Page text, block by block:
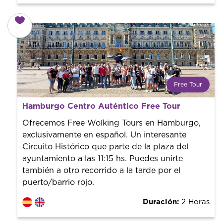
Free Tour
¿Qué es un FREE TOUR?
Tendencia mundial en rutas turísticas. Reserva sin coste
con un guía profesional. ¡El precio es libre! Por lo que al
finalizar la experiencia tú le pones el precio.
Hamburgo Centro Auténtico Free Tour
Ofrecemos Free Wolking Tours en Hamburgo,
exclusivamente en español. Un interesante
Circuito Histórico que parte de la plaza del
ayuntamiento a las 11:15 hs. Puedes unirte
también a otro recorrido a la tarde por el
puerto/barrio rojo.
Duración: 2 Horas